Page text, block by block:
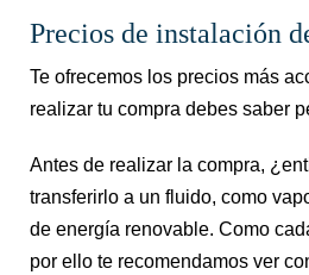
Precios de instalación
Te ofrecemos los precios más
realizar tu compra debes saber
Antes de realizar la compra,
transferirlo a un fluido, como
de energía renovable. Como
por ello te recomendamos ver